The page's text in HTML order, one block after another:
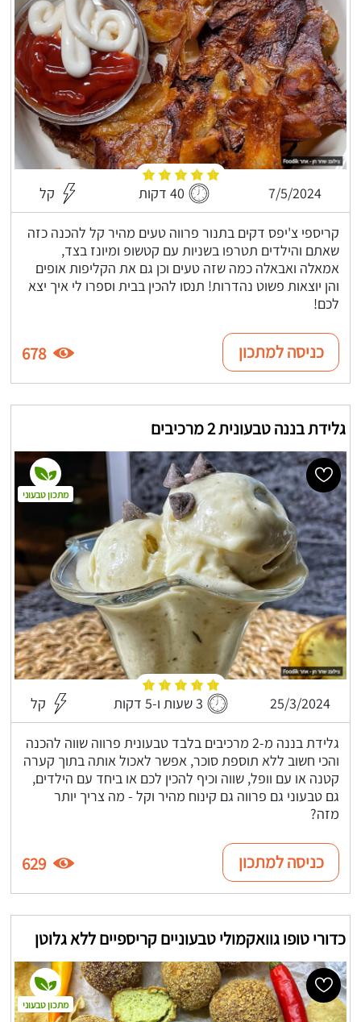
7/5/2024 40 דקות קל
קריספי צ'יפס דקים בתנור פרווה טעים מהיר קל להכנה כזה
שאתם והילדים תטרפו בשניות עם קטשופ ומיונז בצד,
אמאלה ואבאלה כמה שזה טעים וכן גם את הקליפות אופים
והן יוצאות פשוט נהדרות! תנסו להכין בבית וספרו לי איך יצא
לכם!
כניסה למתכון 678
גלידת בננה טבעונית 2 מרכיבים
25/3/2024 3 שעות ו-5 דקות קל
גלידת בננה מ-2 מרכיבים בלבד טבעונית פרווה שווה להכנה
והכי חשוב ללא תוספת סוכר, אפשר לאכול אותה בתוך קערה
קטנה או עם וופל, שווה וכיף להכין לכם או ביחד עם הילדים,
גם טבעוני גם פרווה גם קינוח מהיר וקל - מה צריך יותר
מזה?
מתכון טבעוני
כניסה למתכון 629
כדורי טופו גוואקמולי טבעוניים קריספיים ללא גלוטן
מתכון טבעוני